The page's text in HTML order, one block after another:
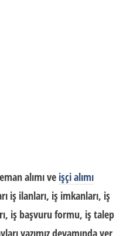
alımı ve işçi alımı
iş ilanları, iş imkanları, iş
iş başvuru formu, iş talep
yazımız devamında yer